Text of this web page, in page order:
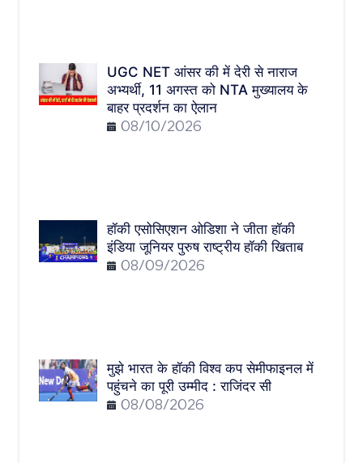
UGC NET आंसर की में देरी से नाराज
अभ्यर्थी, 11 अगस्त को NTA मुख्यालय के
बाहर प्रदर्शन का ऐलान
08/10/2026
हॉकी एसोसिएशन ओडिशा ने जीता हॉकी
इंडिया जूनियर पुरुष राष्ट्रीय हॉकी खिताब
08/09/2026
मुझे भारत के हॉकी विश्व कप सेमीफाइनल में
पहुंचने का पूरी उम्मीद : राजिंदर सी
08/08/2026